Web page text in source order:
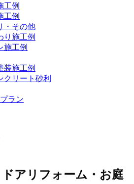
工例
工例
・その他
り施工例
施工例
装施工例
クリート砂利
ラン
アリフォーム・お庭